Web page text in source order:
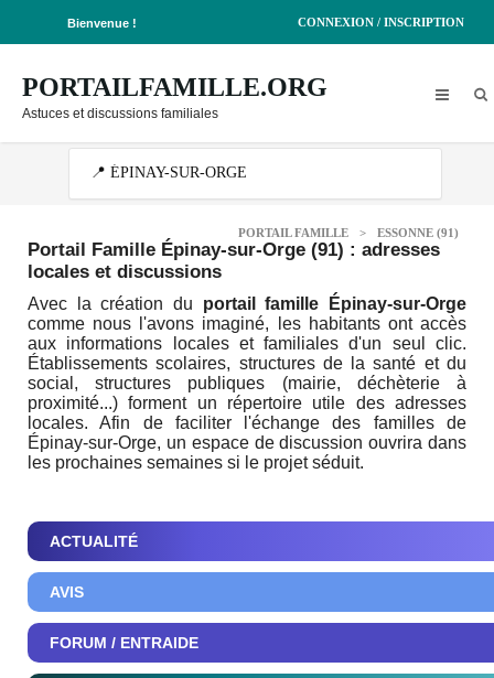
Bienvenue ! CONNEXION / INSCRIPTION
PORTAILFAMILLE.ORG
Astuces et discussions familiales
PORTAIL FAMILLE > ESSONNE (91)
Portail Famille Épinay-sur-Orge (91) : adresses
locales et discussions
Avec la création du portail famille Épinay-sur-Orge
comme nous l'avons imaginé, les habitants ont accès
aux informations locales et familiales d'un seul clic.
Établissements scolaires, structures de la santé et du
social, structures publiques (mairie, déchèterie à
proximité...) forment un répertoire utile des adresses
locales. Afin de faciliter l'échange des familles de
Épinay-sur-Orge, un espace de discussion ouvrira dans
les prochaines semaines si le projet séduit.
ACTUALITÉ
AVIS
FORUM / ENTRAIDE